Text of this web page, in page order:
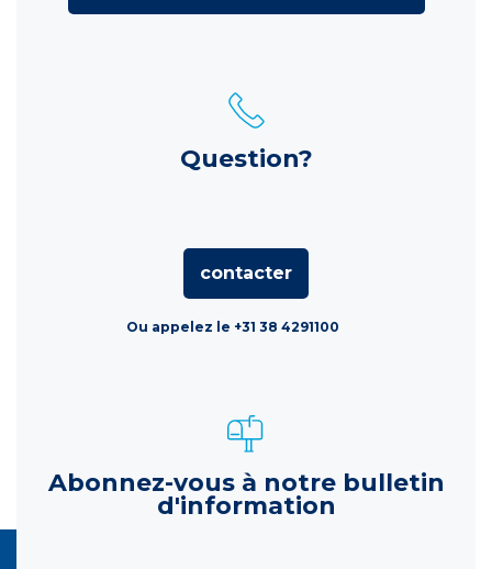
Question?
contacter
Ou appelez le +31 38 4291100
Abonnez-vous à notre bulletin
d'information